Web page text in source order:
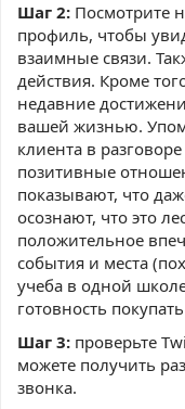
Шаг 2: Посмотрите
профиль, чтобы
взаимные связи.
действия. Кроме
недавние
вашей жизнью.
клиента в
позитивные
показывают, что
осознают, что это
положительное
события и места
учеба в одной
готовность
Шаг 3: проверьте
можете получить
звонка.